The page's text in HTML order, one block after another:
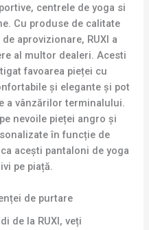
centrele de yoga si
Cu produse de calitate
aprovizionare, RUXI a
al multor dealeri. Acesti
favoarea pieței cu
și elegante și pot
a vânzărilor terminalului.
nevoile pieței angro și
în funcție de
acești pantaloni de yoga
pe piață.
de purtare
de la RUXI, veți